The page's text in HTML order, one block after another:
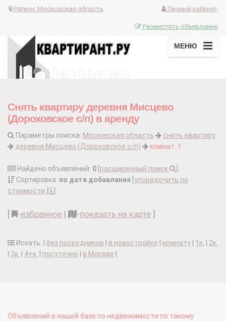
Регион: Московская область Личный кабинет
Разместить объявление
МЕНЮ
Снять квартиру деревня Мисцево
(Дороховское с/п) в аренду
Параметры поиска: Московская область
снять квартиру
деревня Мисцево (Дороховское с/п)
комнат: 1
Найдено объявлений: 0 расширенный поиск
Сортировка: по дате добавления упорядочить по
стоимости
-избранное | -показать на карте
Искать: | без посредников в новостройке комнату 1к.
2к.
3к. 4+к. посуточно в Москве
Объявлений в нашей базе по недвижимости по такому